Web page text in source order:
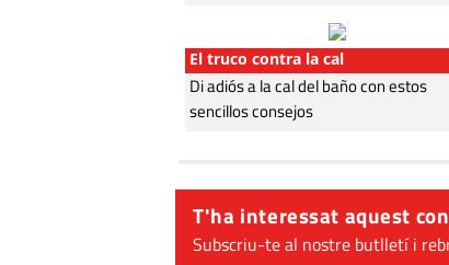
El truco contra la cal
Di adiós a la cal del baño con estos
sencillos consejos
T'ha interessat aquest
Subscriu-te al nostre butlletí i